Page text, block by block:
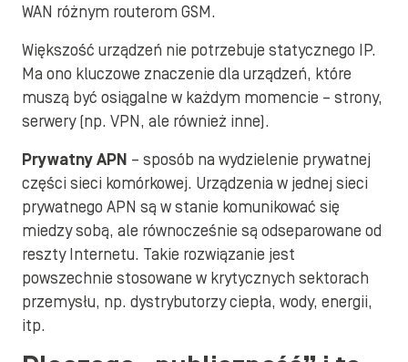
WAN różnym routerom GSM.
Większość urządzeń nie potrzebuje statycznego IP.
Ma ono kluczowe znaczenie dla urządzeń, które
muszą być osiągalne w każdym momencie – strony,
serwery (np. VPN, ale również inne).
Prywatny APN – sposób na wydzielenie prywatnej
części sieci komórkowej. Urządzenia w jednej sieci
prywatnego APN są w stanie komunikować się
miedzy sobą, ale równocześnie są odseparowane od
reszty Internetu. Takie rozwiązanie jest
powszechnie stosowane w krytycznych sektorach
przemysłu, np. dystrybutorzy ciepła, wody, energii,
itp.